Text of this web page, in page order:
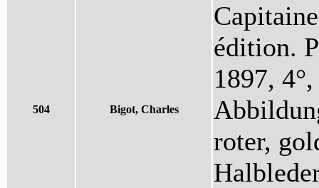
504 Bigot, Charles
édition.
1897,
roter,